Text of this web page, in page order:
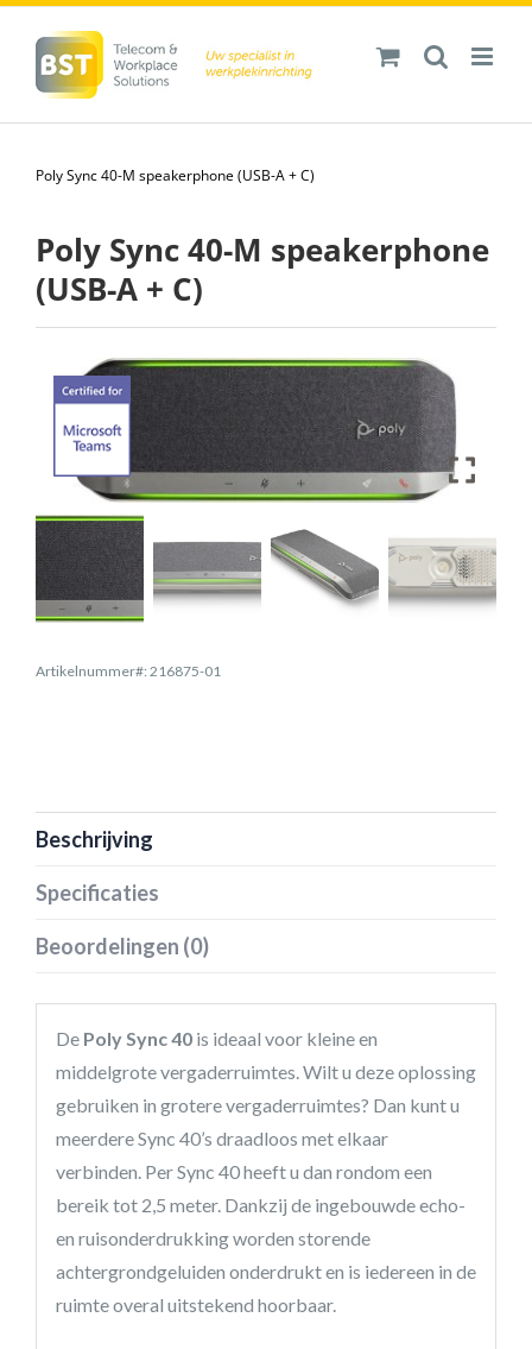
inhoud
Poly Sync 40-M speakerphone (USB-A + C)
Poly Sync 40-M speakerphone
(USB-A + C)
Artikelnummer#: 216875-01
Beschrijving
Specificaties
Beoordelingen (0)
De Poly Sync 40is ideaal voor kleine en
middelgrote vergaderruimtes. Wilt u deze oplossing
gebruiken in grotere vergaderruimtes? Dan kunt u
meerdere Sync 40’s draadloos met elkaar
verbinden. Per Sync 40 heeft u dan rondom een
bereik tot 2,5 meter. Dankzij de ingebouwde echo-
en ruisonderdrukking worden storende
achtergrondgeluiden onderdrukt en is iedereen in de
ruimte overal uitstekend hoorbaar.